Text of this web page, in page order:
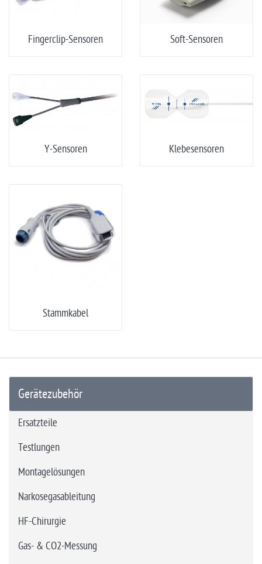
Fingerclip-Sensoren Soft-Sensoren
Y-Sensoren Klebesensoren
Stammkabel
Gerätezubehör
Ersatzteile
Testlungen
Montagelösungen
Narkosegasableitung
HF-Chirurgie
Gas- & CO2-Messung